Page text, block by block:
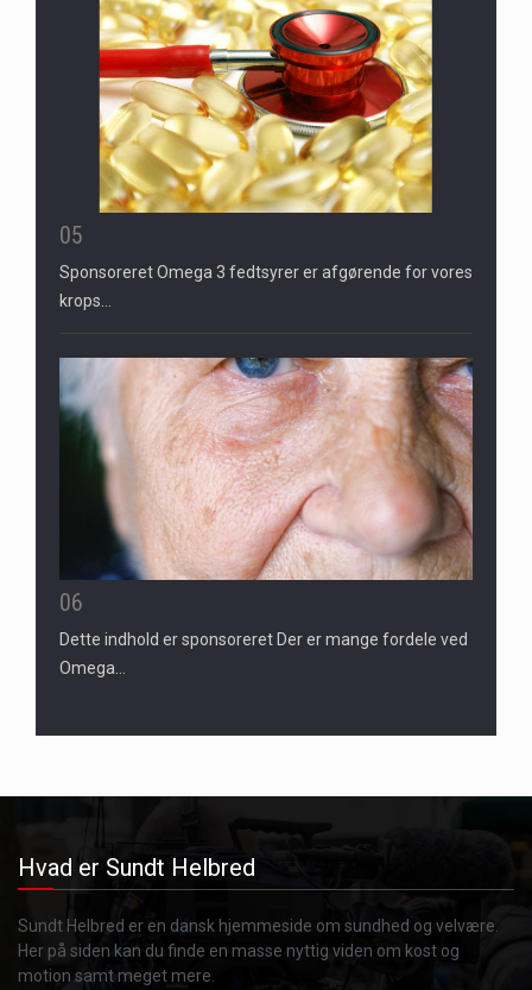
05
Sponsoreret Omega 3 fedtsyrer er afgørende for vores
krops…
06
Dette indhold er sponsoreret Der er mange fordele ved
Omega…
Hvad er Sundt Helbred
Sundt Helbred er en dansk hjemmeside om sundhed og velvære.
Her på siden kan du finde en masse nyttig viden om kost og
motion samt meget mere.